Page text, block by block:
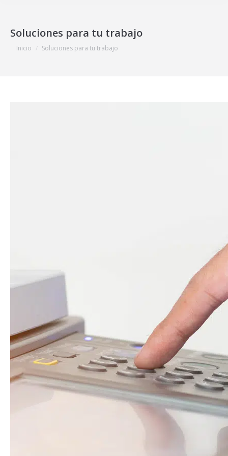
Soluciones para tu trabajo
Estás aquí:
Inicio Soluciones para tu trabajo